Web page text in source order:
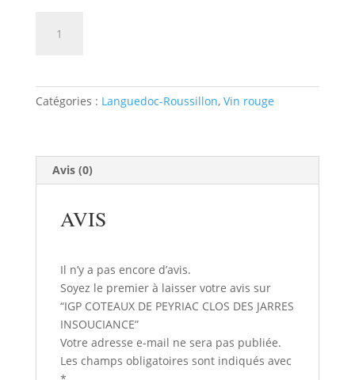
PEYRIAC
JARRES
INSOUCIANCE
Catégories : Languedoc-Roussillon, Vin rouge
Avis (0)
AVIS
Il n’y a pas encore d’avis.
Soyez le premier à laisser votre avis sur
“IGP COTEAUX DE PEYRIAC CLOS DES JARRES
INSOUCIANCE”
Votre adresse e-mail ne sera pas publiée.
Les champs obligatoires sont indiqués avec